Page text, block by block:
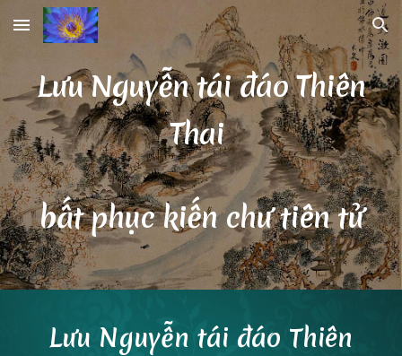
Skip to main content Skip to navigation
Lưu Nguyễn tái đáo Thiên
Thai
bất phục kiến chư tiên tử
Lưu Nguyễn tái đáo Thiên